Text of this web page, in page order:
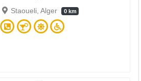
Staoueli, Alger
0 km